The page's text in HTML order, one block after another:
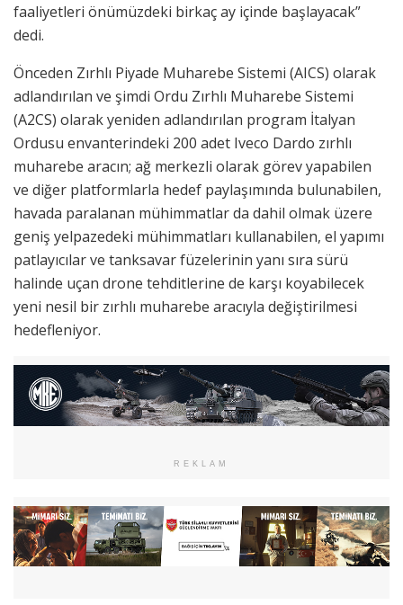
faaliyetleri önümüzdeki birkaç ay içinde başlayacak”
dedi.
Önceden Zırhlı Piyade Muharebe Sistemi (AICS) olarak
adlandırılan ve şimdi Ordu Zırhlı Muharebe Sistemi
(A2CS) olarak yeniden adlandırılan program İtalyan
Ordusu envanterindeki 200 adet Iveco Dardo zırhlı
muharebe aracın; ağ merkezli olarak görev yapabilen
ve diğer platformlarla hedef paylaşımında bulunabilen,
havada paralanan mühimmatlar da dahil olmak üzere
geniş yelpazedeki mühimmatları kullanabilen, el yapımı
patlayıcılar ve tanksavar füzelerinin yanı sıra sürü
halinde uçan drone tehditlerine de karşı koyabilecek
yeni nesil bir zırhlı muharebe aracıyla değiştirilmesi
hedefleniyor.
REKLAM